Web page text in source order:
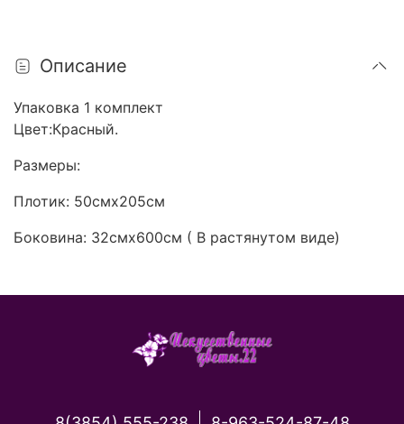
Описание
Упаковка 1 комплект
Цвет:Красный.
Размеры:
Плотик: 50смх205см
Боковина: 32смх600см ( В растянутом виде)